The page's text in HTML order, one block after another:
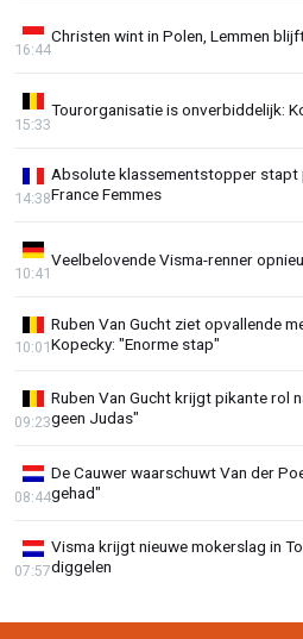
Christen wint in Polen, Lemmen
16:44
Tourorganisatie is onverbiddelijk:
15:33
Absolute klassementstopper stapt
France Femmes
14:38
Veelbelovende Visma-renner
10:41
Ruben Van Gucht ziet opvallende
Kopecky: "Enorme stap"
10:01
Ruben Van Gucht krijgt pikante rol
geen Judas"
09:23
De Cauwer waarschuwt Van der
gehad"
08:44
Visma krijgt nieuwe mokerslag in
diggelen
07:57